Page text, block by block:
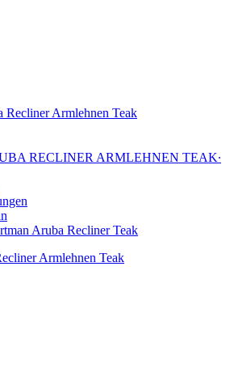
RECLINER ARMLEHNEN TEAK∙
Aruba Recliner Teak
Armlehnen Teak